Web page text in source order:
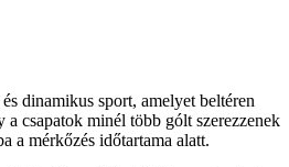
dinamikus sport, amelyet beltéren
a csapatok minél több gólt szerezzenek
a mérkőzés időtartama alatt.